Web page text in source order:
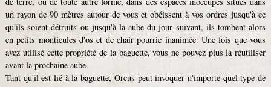
un rayon de 90 mètres autour de vous et obéissent à vos ordres jusqu'à ce
qu'ils soient détruits ou jusqu'à la aube du jour suivant, ils tombent alors
en petits monticules d'os et de chair pourrie inanimée. Une fois que vous
avez utilisé cette propriété de la baguette, vous ne pouvez plus la réutiliser
avant la prochaine aube.
Tant qu'il est lié à la baguette, Orcus peut invoquer n'importe quel type de